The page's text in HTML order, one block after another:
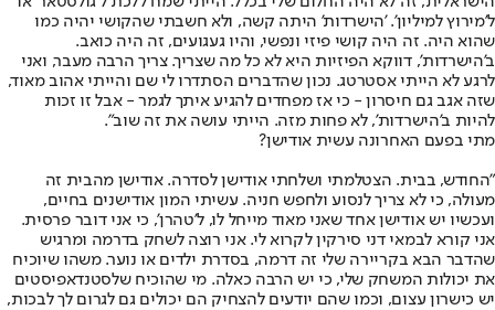
ל'מירוץ למיליון'. 'הישרדות' היתה קשה, ולא חשבתי שהקושי יהיה כמו
שהוא היה. זה היה קושי פיזי ונפשי, והיו געגועים, זה היה כואב.
ב'הישרדות', דווקא הפיזיות היא לא כל מה שצריך. צריך הרבה מעבר, ואני
לרגע לא הייתי אסטרטג. נכון שהדברים הסתדרו לי שם והייתי אהוב מאוד,
שזה אגב גם חיסרון - כי אז מפחדים להגיע איתך לגמר - אבל זו זכות
להיות ב'הישרדות', לא פחות מזה. הייתי עושה את זה שוב".
מתי בפעם האחרונה עשית אודישן?
"החודש, בבית. הצטלמתי ושלחתי אודישן לסדרה. אודישן מהבית זה
מעולה, כי לא צריך לנסוע ולחפש חניה. עשיתי המון אודישנים בחיים,
ועכשיו יש אודישן אחד שאני מאוד מייחל לו, ל'טהרן', כי אני דובר פרסית.
אני קורא לבמאי דני סירקין לקרוא לי. אני רוצה לשחק בדרמה ומרגיש
שהדבר הבא בקריירה שלי זה דרמה, בסדרת ילדים או נוער. משהו שיוכיח
את יכולות המשחק שלי, כי יש הרבה כאלה. מי שהוכיח שלסטנדאפיסטים
יש כישרון עצום, וכמו שהם יודעים להצחיק הם יכולים גם לגרום לך לבכות,